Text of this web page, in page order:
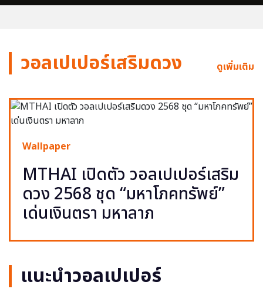
วอลเปเปอร์เสริมดวง ดูเพิ่มเติม
Wallpaper
MTHAI เปิดตัว วอลเปเปอร์เสริม
ดวง 2568 ชุด “มหาโภคทรัพย์”
เด่นเงินตรา มหาลาภ
แนะนำวอลเปเปอร์